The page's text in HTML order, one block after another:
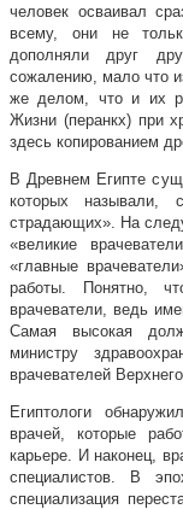
человек осваивал
всему, они не
дополняли друг
сожалению, мало что
же делом, что и их
Жизни (перанкх) при
здесь копированием
В Древнем Египте
которых называли,
страдающих». На
«великие
«главные
работы. Понятно,
врачеватели, ведь
Самая высокая
министру
врачевателей
Египтологи
врачей, которые
карьере. И наконец,
специалистов. В
специализация